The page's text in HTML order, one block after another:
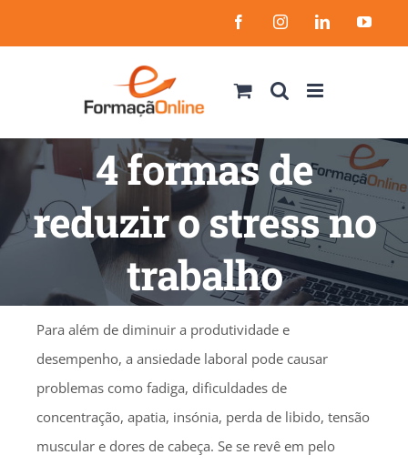
to
FacebookInstagramLinkedIn
4 formas de
reduzir o stress no
trabalho
Para além de diminuir a produtividade e
desempenho, a ansiedade laboral pode causar
problemas como fadiga, dificuldades de
concentração, apatia, insónia, perda de libido, tensão
muscular e dores de cabeça. Se se revê em pelo